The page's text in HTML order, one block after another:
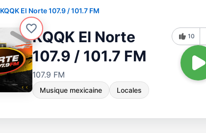
KQQK El Norte 107.9 / 101.7 FM
KQQK El Norte
107.9 / 101.7 FM
107.9 FM
Musique mexicaine Locales
10